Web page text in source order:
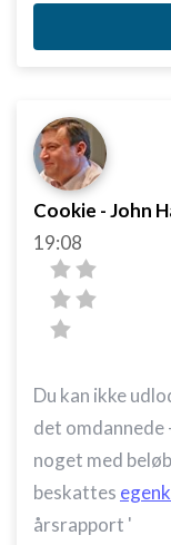
Cookie - John
19:08
Du kan ikke
det omdannede
noget med
beskattes
årsrapport '